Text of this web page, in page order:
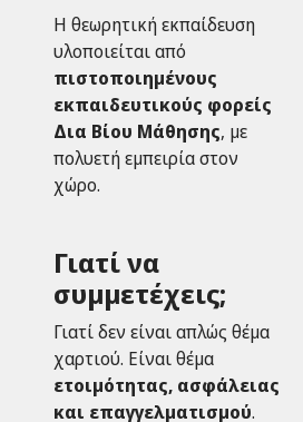
Η θεωρητική εκπαίδευση
υλοποιείται από
πιστοποιημένους
εκπαιδευτικούς φορείς
Δια Βίου Μάθησης, με
πολυετή εμπειρία στον
χώρο.
Γιατί να
συμμετέχεις;
Γιατί δεν είναι απλώς θέμα
χαρτιού. Είναι θέμα
ετοιμότητας, ασφάλειας
και επαγγελματισμού.